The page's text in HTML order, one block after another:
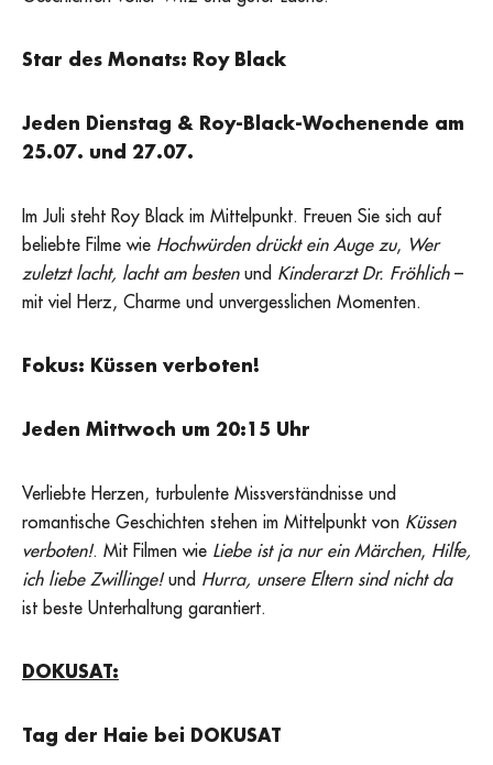
Star des Monats: Roy Black
Jeden Dienstag & Roy-Black-Wochenende am
25.07. und 27.07.
Im Juli steht Roy Black im Mittelpunkt. Freuen Sie sich auf
beliebte Filme wie Hochwürden drückt ein Auge zu, Wer
zuletzt lacht, lacht am bestenund Kinderarzt Dr. Fröhlich–
mit viel Herz, Charme und unvergesslichen Momenten.
Fokus: Küssen verboten!
Jeden Mittwoch um 20:15 Uhr
Verliebte Herzen, turbulente Missverständnisse und
romantische Geschichten stehen im Mittelpunkt von Küssen
verboten!. Mit Filmen wie Liebe ist ja nur ein Märchen, Hilfe,
ich liebe Zwillinge!und Hurra, unsere Eltern sind nicht da
ist beste Unterhaltung garantiert.
DOKUSAT:
Tag der Haie bei DOKUSAT